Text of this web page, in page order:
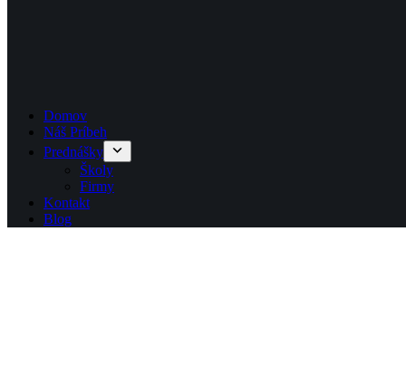
Domov
Náš Príbeh
Prednášky
Školy
Firmy
Kontakt
Blog